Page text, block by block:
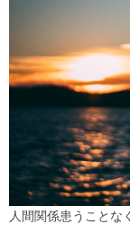
人間関係患うことな